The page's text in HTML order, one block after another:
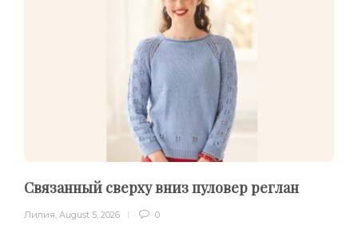
Связанный сверху вниз пуловер реглан
Лилия, August 5, 2026 0